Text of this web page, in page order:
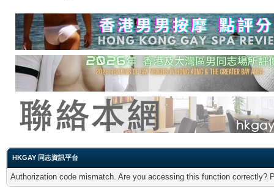
HKGAY 同志資訊平台
Authorization code mismatch. Are you accessing this function correctly?